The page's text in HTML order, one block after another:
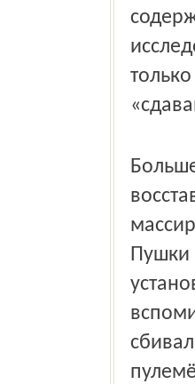
Пушки